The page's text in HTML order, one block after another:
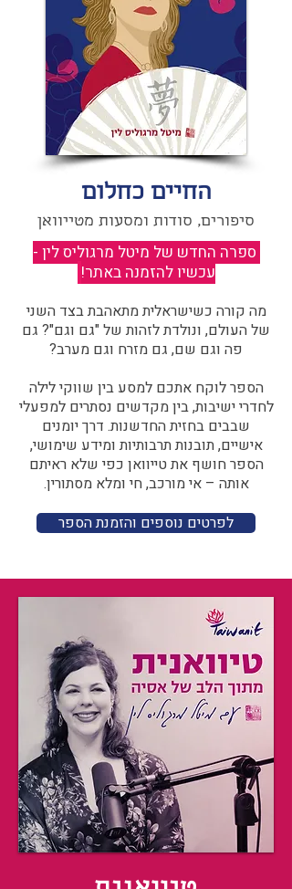
החיים כחלום
סיפורים, סודות ומסעות מטייוואן
ספרה החדש של מיטל מרגוליס לין -
עכשיו להזמנה באתר!
מה קורה כשישראלית מתאהבת בצד השני
של העולם, ונולדת לזהות של "גם וגם"? גם
פה וגם שם, גם מזרח וגם מערב?​​
הספר לוקח אתכם למסע בין שווקי לילה
לחדרי ישיבות, בין מקדשים נסתרים למפעלי
שבבים בחזית החדשנות. דרך יומנים
אישיים, תובנות תרבותיות ומידע שימושי,
הספר חושף את טייוואן כפי שלא ראיתם
אותה – אי מורכב, חי ומלא מסתורין.
לפרטים נוספים והזמנת הספר